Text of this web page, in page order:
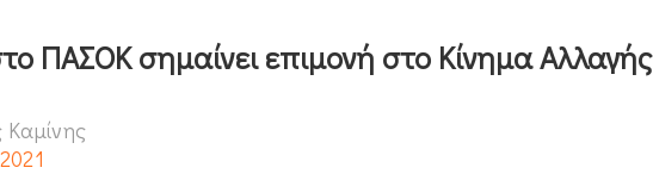
ΠΑΣΟΚ σημαίνει επιμονή στο Κίνημα Αλλαγής
Καμίνης